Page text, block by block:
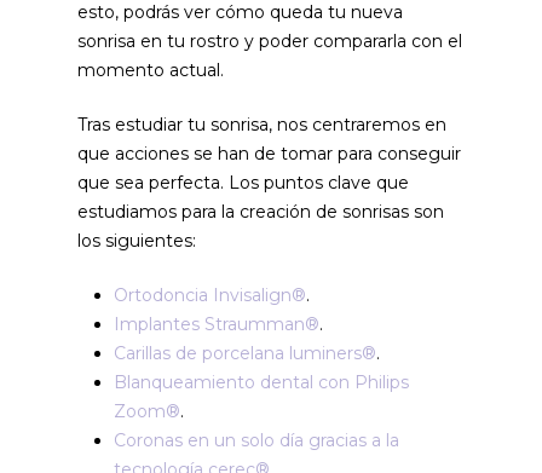
esto, podrás ver cómo queda tu nueva
sonrisa en tu rostro y poder compararla con el
momento actual.
Tras estudiar tu sonrisa, nos centraremos en
que acciones se han de tomar para conseguir
que sea perfecta. Los puntos clave que
estudiamos para la creación de sonrisas son
los siguientes:
Ortodoncia Invisalign®.
Implantes Straumman®.
Carillas de porcelana luminers®.
Blanqueamiento dental con Philips
Zoom®.
Coronas en un solo día gracias a la